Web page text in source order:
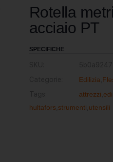
Rotella
acciaio PT
SPECIFICHE
Edilizia
attrezzi
hultafors strumenti utensili